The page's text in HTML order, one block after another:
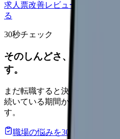
求人票改善レビューの見積もり
る
30秒チェック
そのしんどさ、転職すべ
す。
まだ転職すると決めていなく
続いている期間から、次に見
す。
職場の悩みを30秒で診断 辞